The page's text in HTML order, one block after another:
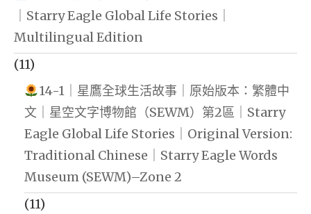
｜Starry Eagle Global Life Stories｜
Multilingual Edition
(11)
14-1｜星鷹全球生活故事｜原始版本：繁體中
文｜星空文字博物館（SEWM）第2區｜Starry
Eagle Global Life Stories｜Original Version:
Traditional Chinese｜Starry Eagle Words
Museum (SEWM)–Zone 2
(11)